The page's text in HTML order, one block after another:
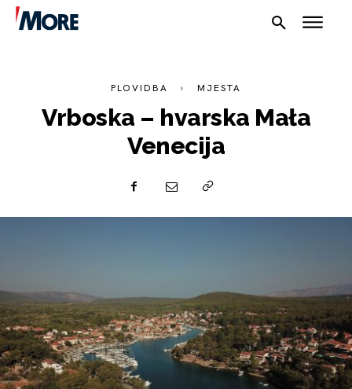
PLOVILA
PLOVIDBA
PLOVIDBA MJESTA
Vrboska – hvarska Mała
Venecija